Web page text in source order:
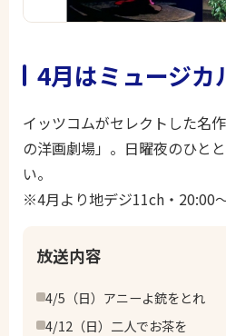
4月はミュージカ
イッツコムがセレクトした名
の洋画劇場」。日曜夜のひと
い。
※4月より地デジ11ch・ 20:00
放送内容
4/5（日）アニーよ銃をとれ
4/12（日）二人でお茶を